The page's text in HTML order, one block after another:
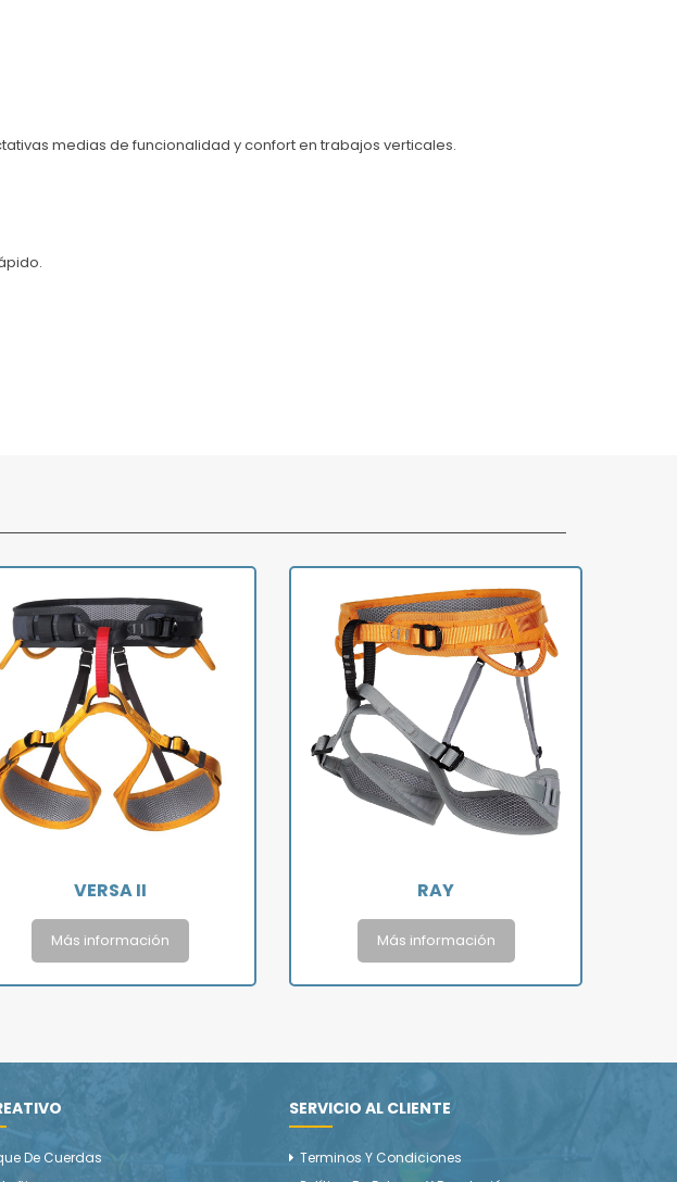
medias de funcionalidad y confort en trabajos verticales.
VERSA II
Más información
RAY
Más información
De Cuerdas
SERVICIO AL CLIENTE
Terminos Y Condiciones